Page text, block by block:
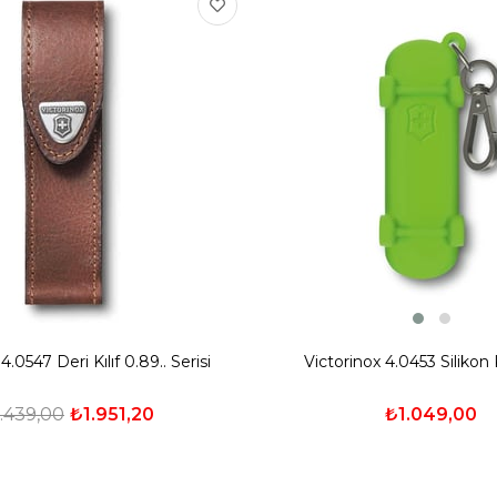
Deri Kılıf 0.89.. Serisi
₺1.951,20
Victorinox 4.0453 Silikon
₺1.049,00